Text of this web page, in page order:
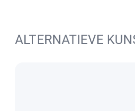
ALTERNATIEVE